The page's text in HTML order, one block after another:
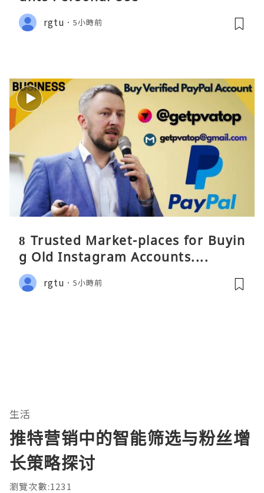
rgtu 5小時前
8 Trusted Market-places for Buyin
g Old Instagram Accounts....
rgtu 5小時前
生活
推特营销中的智能筛选与粉丝增
长策略探讨
瀏覽次數:1231